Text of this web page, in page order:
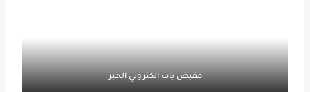
مقبض باب الكتروني الخبر